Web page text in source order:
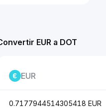
EUR a DOT
EUR
0.7177944514305418 EUR